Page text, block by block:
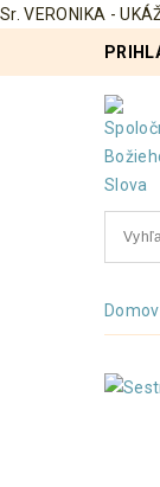
Sr. VERONIKA -
Domov